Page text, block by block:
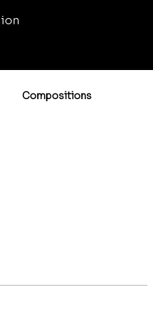
Compositions